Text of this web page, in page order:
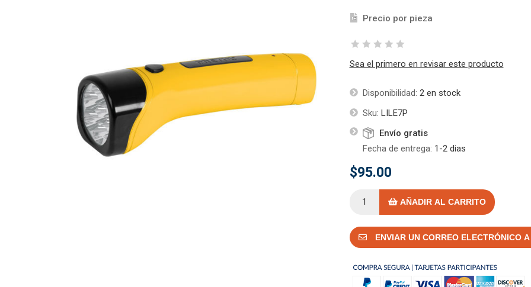
Precio por pieza
Sea el primero en revisar este producto
Disponibilidad: 2 en stock
Sku: LILE7P
Envío gratis
Fecha de entrega: 1-2 dias
$95.00
AÑADIR AL CARRITO
ENVIAR UN CORREO ELECTRÓNICO